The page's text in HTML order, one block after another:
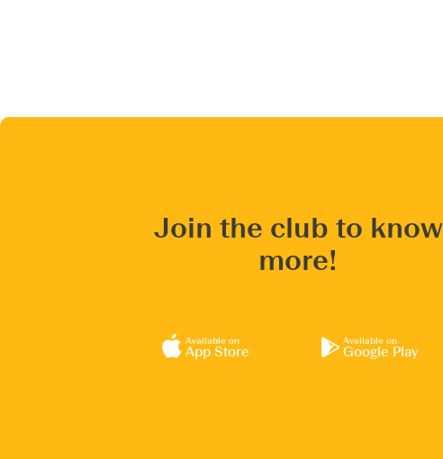
Join the club to know
more!
Available on
App Store
Available on
Google Play